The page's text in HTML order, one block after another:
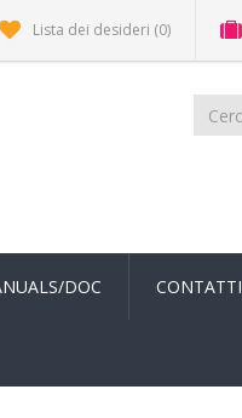
Lista dei desideri (0)
DOC CONTATTI